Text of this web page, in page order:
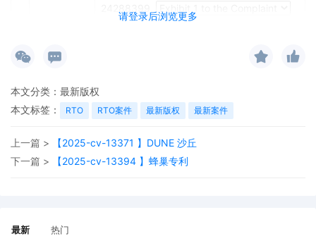
请登录后浏览更多
本文分类： 最新版权
本文标签：
RTO RTO案件 最新版权 最新案件
上一篇 >
【2025-cv-13371 】DUNE 沙丘
下一篇 >
【2025-cv-13394 】蜂巢专利
最新 热门